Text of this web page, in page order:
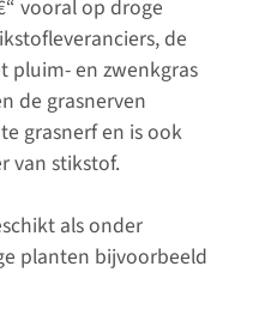
vooral op droge
de
pluim- en zwenkgras
de grasnerven
grasnerf en is ook
van stikstof.
als onder
planten bijvoorbeeld